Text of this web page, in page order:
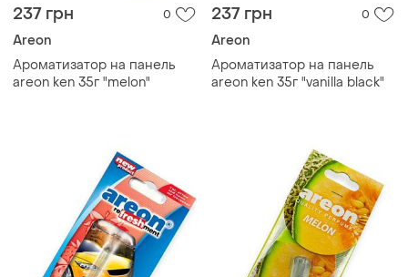
237 грн 0
Areon
Ароматизатор на панель
areon ken 35г "melon"
237 грн 0
Areon
Ароматизатор на панель
areon ken 35г "vanilla black"